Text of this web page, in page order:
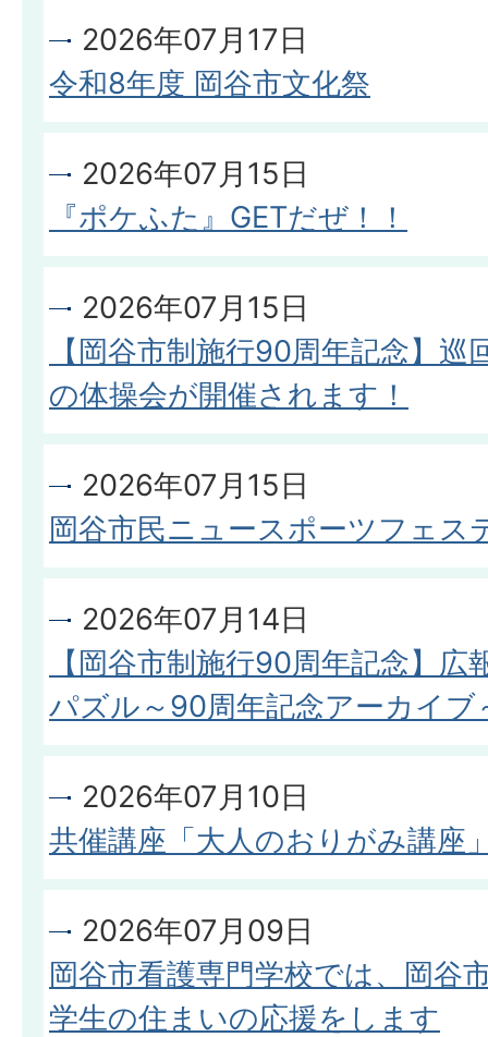
2026年07月17日
令和8年度 岡谷市文化祭
2026年07月15日
『ポケふた』GETだぜ！！
2026年07月15日
【岡谷市制施行90周年記念】
の体操会が開催されます！
2026年07月15日
岡谷市民ニュースポーツフェス
2026年07月14日
【岡谷市制施行90周年記念】
パズル～90周年記念アーカイブ
2026年07月10日
共催講座「大人のおりがみ講座
2026年07月09日
岡谷市看護専門学校では、岡谷
学生の住まいの応援をします